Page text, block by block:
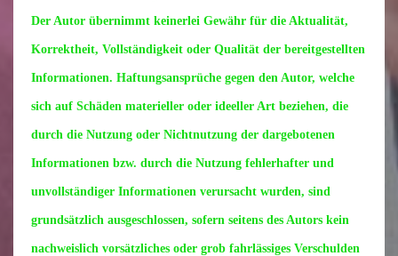
Der Autor übernimmt keinerlei Gewähr für die Aktualität,
Korrektheit, Vollständigkeit oder Qualität der bereitgestellten
Informationen. Haftungsansprüche gegen den Autor, welche
sich auf Schäden materieller oder ideeller Art beziehen, die
durch die Nutzung oder Nichtnutzung der dargebotenen
Informationen bzw. durch die Nutzung fehlerhafter und
unvollständiger Informationen verursacht wurden, sind
grundsätzlich ausgeschlossen, sofern seitens des Autors kein
nachweislich vorsätzliches oder grob fahrlässiges Verschulden